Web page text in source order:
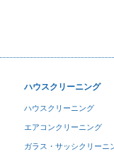
ハウスクリーニング
ハウスクリーニング
エアコンクリーニング
ガラス・サッシクリーニ